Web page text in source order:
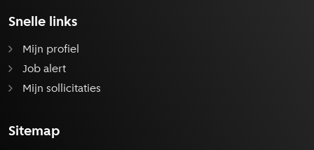
Snelle links
Mijn profiel
Job alert
Mijn sollicitaties
Sitemap